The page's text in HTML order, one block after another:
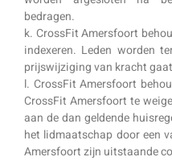
bedragen.
k. CrossFit Amersfoort
indexeren. Leden worden
prijswijziging van kracht
l. CrossFit Amersfoort
CrossFit Amersfoort te
aan de dan geldende
het lidmaatschap door een
Amersfoort zijn uitstaande